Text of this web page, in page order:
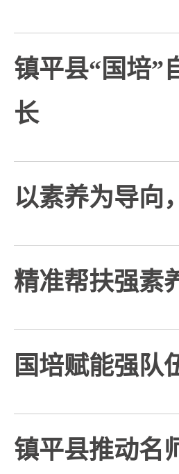
镇平县“国培”
长
以素养为导向
精准帮扶强素
国培赋能强队
镇平县推动名